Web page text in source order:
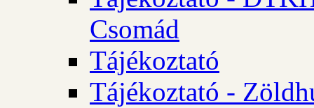
Csomád
Tájékoztató
Tájékoztató -